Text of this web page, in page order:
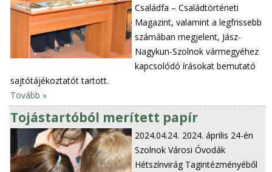
Családfa – Családtörténeti
Magazint, valamint a legfrissebb
számában megjelent, Jász-
Nagykun-Szolnok vármegyéhez
kapcsolódó írásokat bemutató
sajtótájékoztatót tartott.
Tovább »
Tojástartóból merített papír
2024.04.24. 2024. április 24-én
Szolnok Városi Óvodák
Hétszínvirág Tagintézményéből